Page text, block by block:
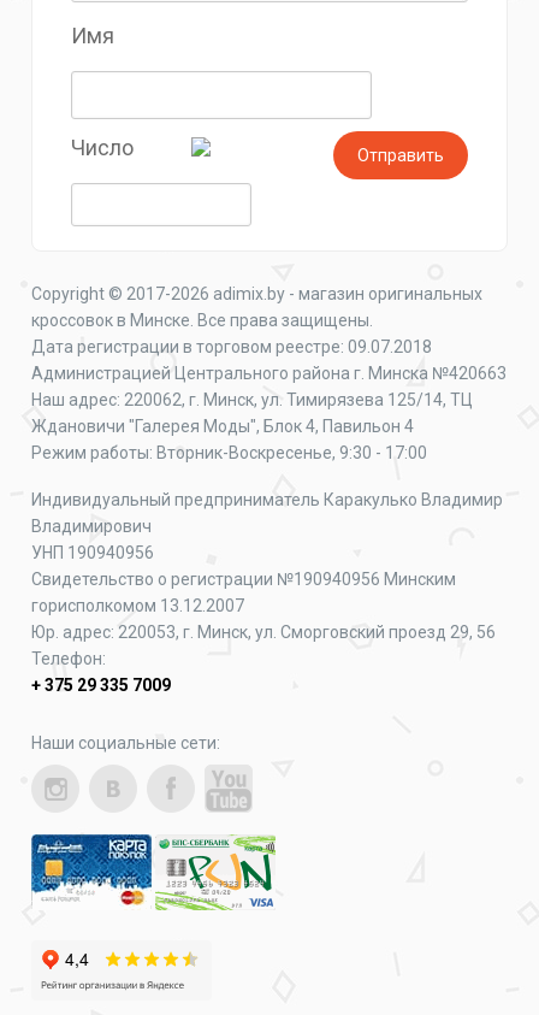
Имя
Число
Copyright © 2017-2026 adimix.by - магазин оригинальных
кроссовок в Минске. Все права защищены.
Дата регистрации в торговом реестре: 09.07.2018
Администрацией Центрального района г. Минска №420663
Наш адрес: 220062, г. Минск, ул. Тимирязева 125/14, ТЦ
Ждановичи "Галерея Моды", Блок 4, Павильон 4
Режим работы: Вторник-Воскресенье, 9:30 - 17:00
Индивидуальный предприниматель Каракулько Владимир
Владимирович
УНП 190940956
Свидетельство о регистрации №190940956 Минским
горисполкомом 13.12.2007
Юр. адрес: 220053, г. Минск, ул. Сморговский проезд 29, 56
Телефон:
+ 375 29 335 7009
Наши социальные сети: